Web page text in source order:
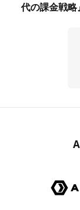
代の課金戦略